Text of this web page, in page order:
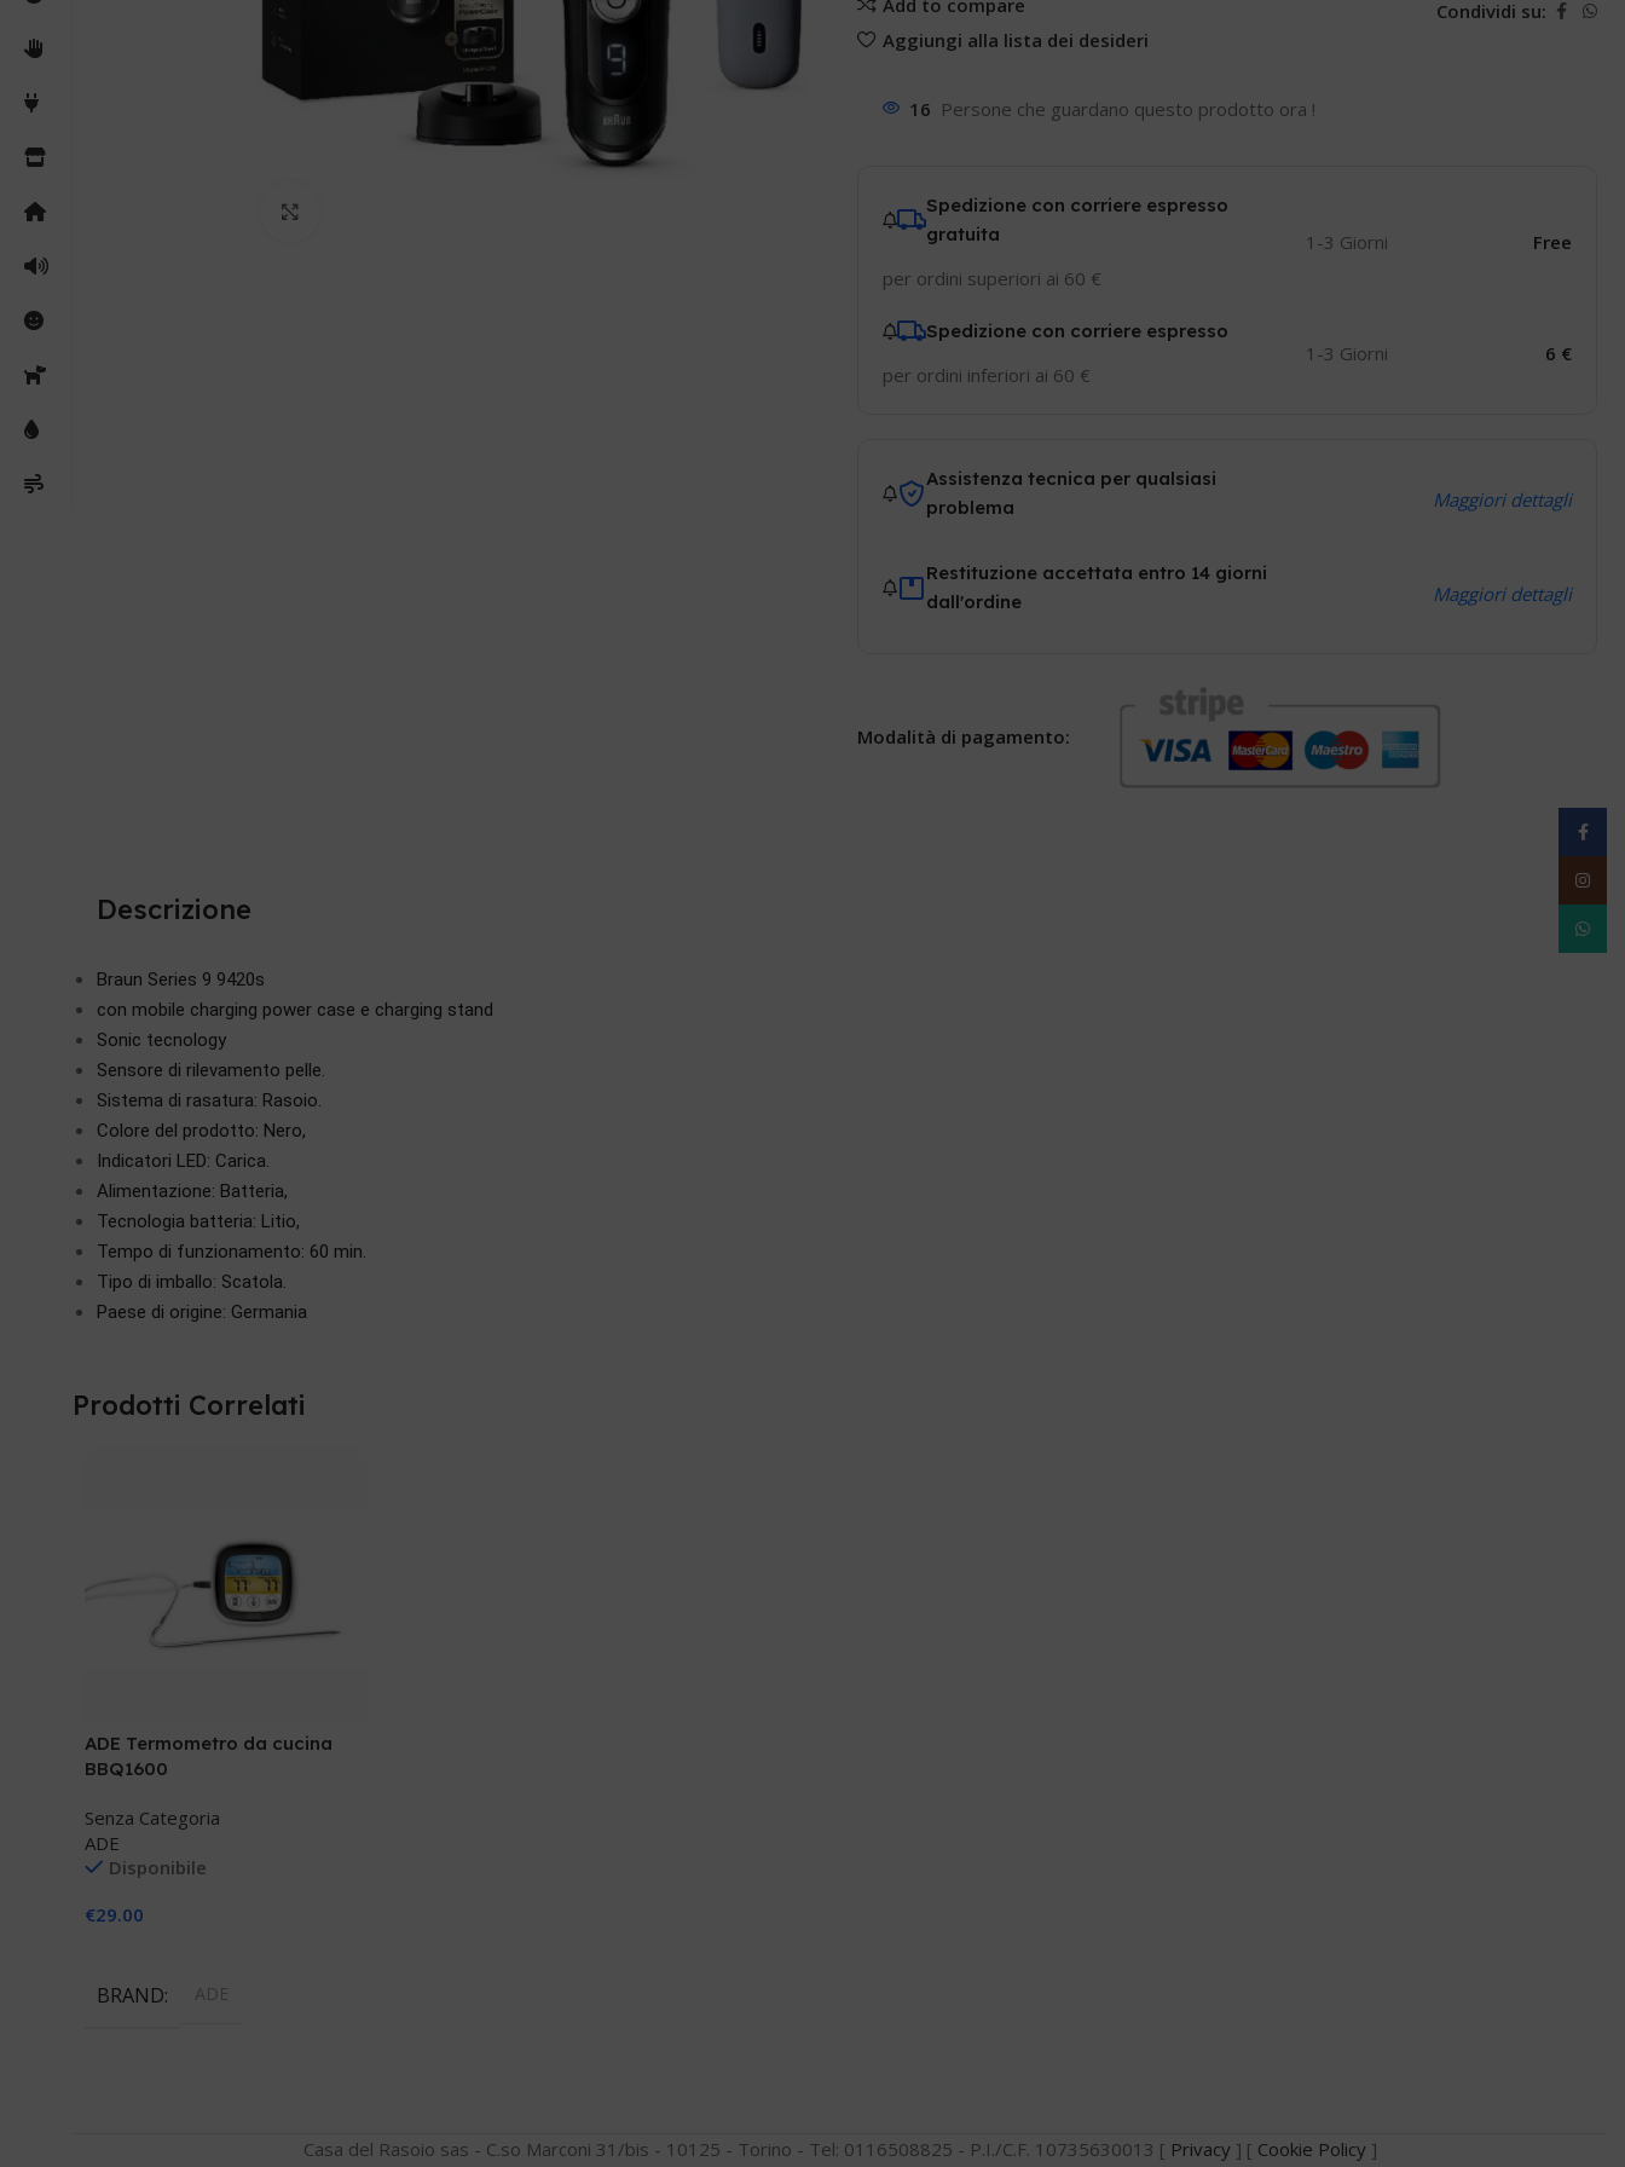
Aggiungi alla lista dei desideri
Condividi su:
16 Persone che guardano questo prodotto ora !
Spedizione con corriere espresso
gratuita
per ordini superiori ai 60 €
1-3 Giorni Free
Spedizione con corriere espresso
per ordini inferiori ai 60 €
1-3 Giorni 6 €
Assistenza tecnica per qualsiasi
problema
Maggiori dettagli
Restituzione accettata entro 14 giorni
dall'ordine
Maggiori dettagli
Modalità di pagamento:
Descrizione
Braun Series 9 9420s
con mobile charging power case e charging stand
Sonic tecnology
Sensore di rilevamento pelle.
Sistema di rasatura: Rasoio.
Colore del prodotto: Nero,
Indicatori LED: Carica.
Alimentazione: Batteria,
Tecnologia batteria: Litio,
Tempo di funzionamento: 60 min.
Tipo di imballo: Scatola.
Paese di origine: Germania
Prodotti Correlati
ADE Termometro da cucina
BBQ1600
Senza Categoria
ADE
Disponibile
€29.00
BRAND ADE
Casa del Rasoio sas - C.so Marconi 31/bis - 10125 - Torino - Tel: 0116508825 - P.I./C.F. 10735630013 [ Privacy ] [ Cookie Policy ]